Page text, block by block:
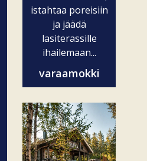
istahtaa poreisiin
ja jäädä
lasiterassille
ihailemaan...
varaamokki